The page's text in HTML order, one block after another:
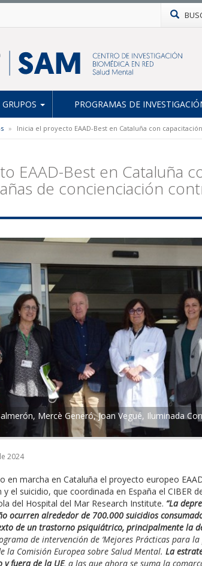
GRUPOS PROGRAMAS DE
Inicia el proyecto EAAD-Best en Cataluña con
EAAD-Best en Cataluña
de concienciación
Mercè Generó, Joan Vegué, Iluminada
2024
en marcha en Cataluña el proyecto europeo
el suicidio, que coordinada en España el CIBER
del Hospital del Mar Research Institute. “La
ocurren alrededor de 700.000 suicidios
de un trastorno psiquiátrico, principalmente la
de intervención de ‘Mejores Prácticas para
la Comisión Europea sobre Salud Mental. La
y fuera de la UE, a las que ahora se suma la